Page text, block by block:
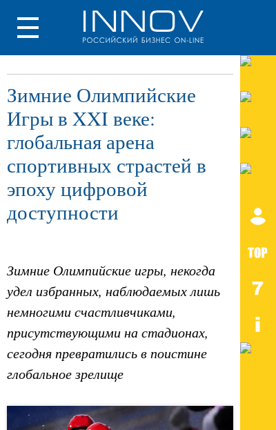
Зимние Олимпийские
Игры в XXI веке:
глобальная арена
спортивных страстей в
эпоху цифровой
доступности
Зимние Олимпийские игры, некогда
удел избранных, наблюдаемых лишь
немногими счастливчиками,
присутствующими на стадионах,
сегодня превратились в поистине
глобальное зрелище